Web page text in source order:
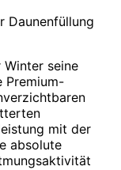
Daunenfüllung
Winter seine
Premium-
mit der
absolute